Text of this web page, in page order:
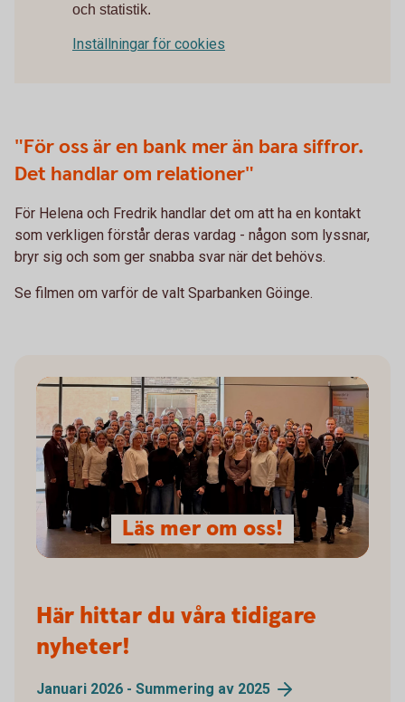
och statistik.
Inställningar för cookies
"För oss är en bank mer än bara siffror.
Det handlar om relationer"
För Helena och Fredrik handlar det om att ha en kontakt
som verkligen förstår deras vardag - någon som lyssnar,
bryr sig och som ger snabba svar när det behövs.
Se filmen om varför de valt Sparbanken Göinge.
Här hittar du våra tidigare
nyheter!
Januari 2026 - Summering av 2025
Läs mer om oss!